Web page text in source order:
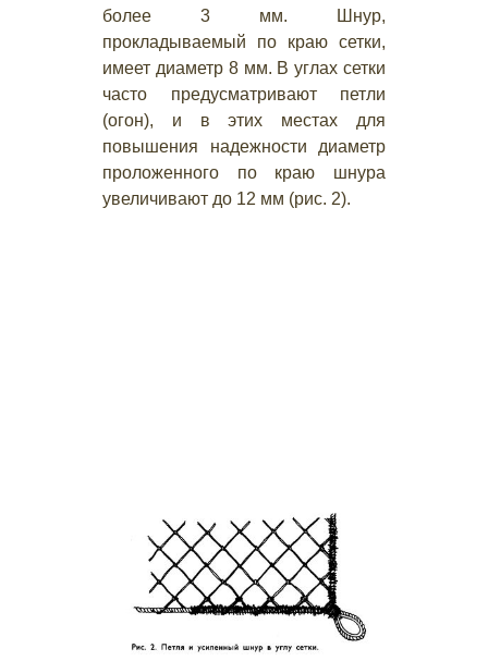
более 3 мм. Шнур,
прокладываемый по краю сетки,
имеет диаметр 8 мм. В углах сетки
часто предусматривают петли
(огон), и в этих местах для
повышения надежности диаметр
проложенного по краю шнура
увеличивают до 12 мм (рис. 2).